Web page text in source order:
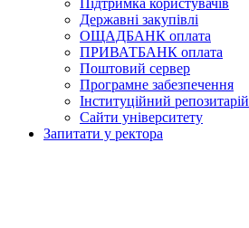
Підтримка користувачів
Державні закупівлі
ОЩАДБАНК оплата
ПРИВАТБАНК оплата
Поштовий сервер
Програмне забезпечення
Інституційний репозитарій
Сайти університету
Запитати у ректора